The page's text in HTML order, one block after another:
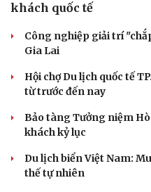
khách quốc tế
Công nghiệp giải trí
Gia Lai
Hội chợ Du lịch quốc tế
từ trước đến nay
Bảo tàng Tưởng niệm
khách kỷ lục
Du lịch biển Việt Nam:
thế tự nhiên